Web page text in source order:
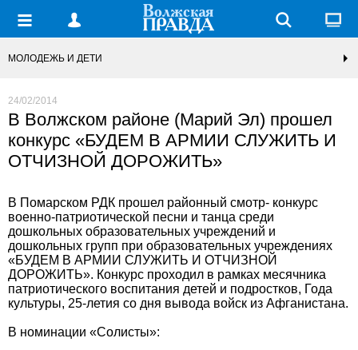
МОЛОДЕЖЬ И ДЕТИ
24/02/2014
В Волжском районе (Марий Эл) прошел
конкурс «БУДЕМ В АРМИИ СЛУЖИТЬ И
ОТЧИЗНОЙ ДОРОЖИТЬ»
В Помарском РДК прошел районный смотр- конкурс
военно-патриотической песни и танца среди
дошкольных образовательных учреждений и
дошкольных групп при образовательных учреждениях
«БУДЕМ В АРМИИ СЛУЖИТЬ И ОТЧИЗНОЙ
ДОРОЖИТЬ». Конкурс проходил в рамках месячника
патриотического воспитания детей и подростков, Года
культуры, 25-летия со дня вывода войск из Афганистана.
В номинации «Солисты»: